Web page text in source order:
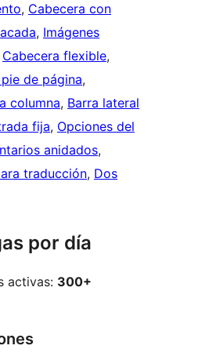
, Cabecera con
, Imágenes
Cabecera flexible
de página
columna, Barra lateral
fija, Opciones del
anidados
traducción, Dos
por día
activas: 300+